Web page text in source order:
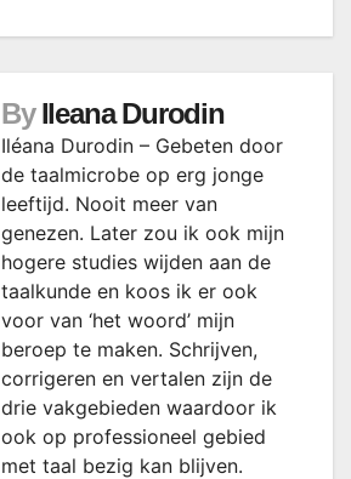
By Ileana Durodin
Iléana Durodin – Gebeten door
de taalmicrobe op erg jonge
leeftijd. Nooit meer van
genezen. Later zou ik ook mijn
hogere studies wijden aan de
taalkunde en koos ik er ook
voor van ‘het woord’ mijn
beroep te maken. Schrijven,
corrigeren en vertalen zijn de
drie vakgebieden waardoor ik
ook op professioneel gebied
met taal bezig kan blijven.